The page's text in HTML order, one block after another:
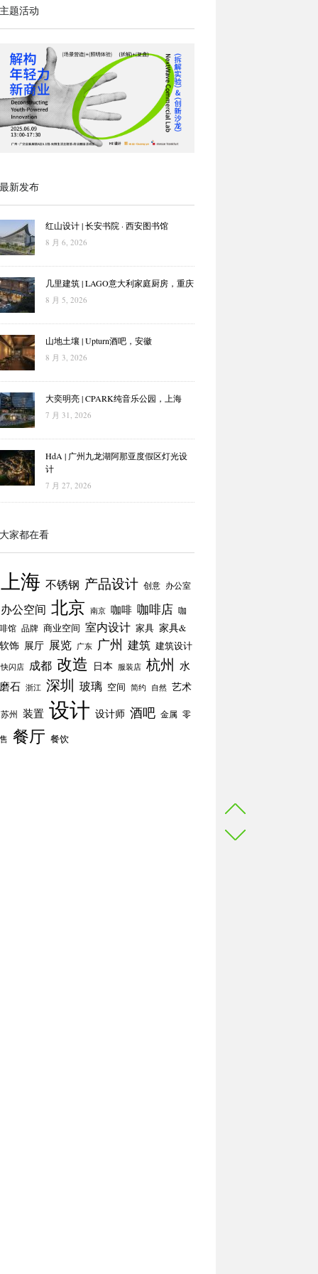
题活动
新发布
红山设计 | 长安书院 · 西安图书馆
8 月 6, 2026
几里建筑 | LAGO意大利家庭厨房，重庆
8 月 5, 2026
山地土壤 | Upturn酒吧，安徽
8 月 3, 2026
大奕明亮 | CPARK纯音乐公园，上海
7 月 31, 2026
HdA | 广州九龙湖阿那亚度假区灯光设
计
7 月 27, 2026
家都在看
上海 不锈钢 产品设计 创意 办公室
办公空间 北京 南京 咖啡 咖啡店 咖
馆 品牌 商业空间 室内设计 家具 家具&
饰 展厅 展览 广东 广州 建筑 建筑设计
快闪店 成都 改造 日本 服装店 杭州 水
石 浙江 深圳 玻璃 空间 简约 自然 艺术
苏州 装置 设计 设计师 酒吧 金属 零
餐厅 餐饮